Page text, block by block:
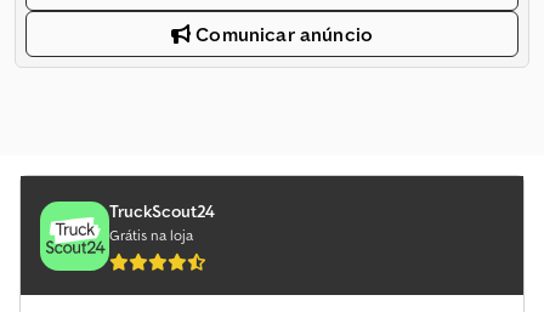
Comunicar anúncio
TruckScout24
Grátis na loja